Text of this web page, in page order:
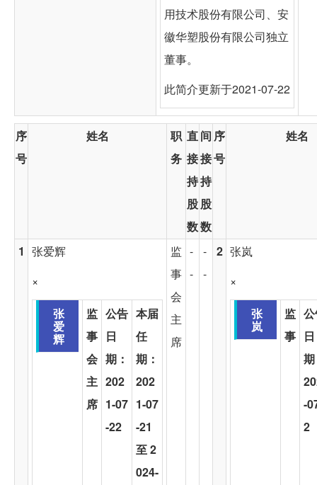
用技术股份有限公司、安
徽华塑股份有限公司独立
董事。
此简介更新于2021-07-22
序
号
姓名
职
务
直
接
持
股
数
间
接
持
股
数
序
号
姓名
1 张爱辉
×
张
爱
辉
监
事
会
主
席
公告
日
期：
202
1-07
-22
本届
任
期：
202
1-07
-21
至 2
024-
监
事
会
主
席
-
-
-
-
2 张岚
×
张
岚
监
事 日
-
2